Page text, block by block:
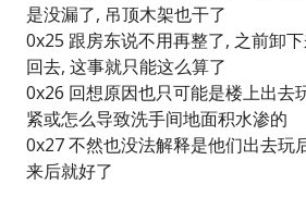
是没漏了, 吊顶木架也干了
0x25 跟房东说不用再整了, 之前卸
回去, 这事就只能这么算了
0x26 回想原因也只可能是楼上出去
紧或怎么导致洗手间地面积水渗的
0x27 不然也没法解释是他们出去玩
来后就好了